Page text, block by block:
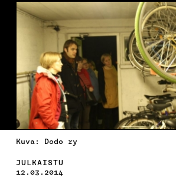
Kuva: Dodo ry
JULKAISTU
12.03.2014